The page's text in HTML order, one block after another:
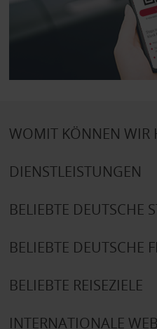
WOMIT KÖNNEN WIR
DIENSTLEISTUNGEN
BELIEBTE DEUTSCHE
BELIEBTE DEUTSCHE
BELIEBTE REISEZIELE
INTERNATIONALE